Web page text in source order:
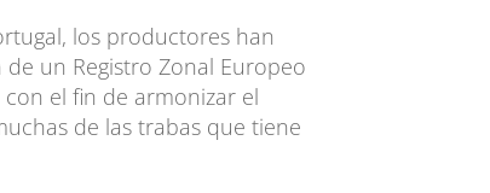
los productores han
un Registro Zonal Europeo
el fin de armonizar el
de las trabas que tiene